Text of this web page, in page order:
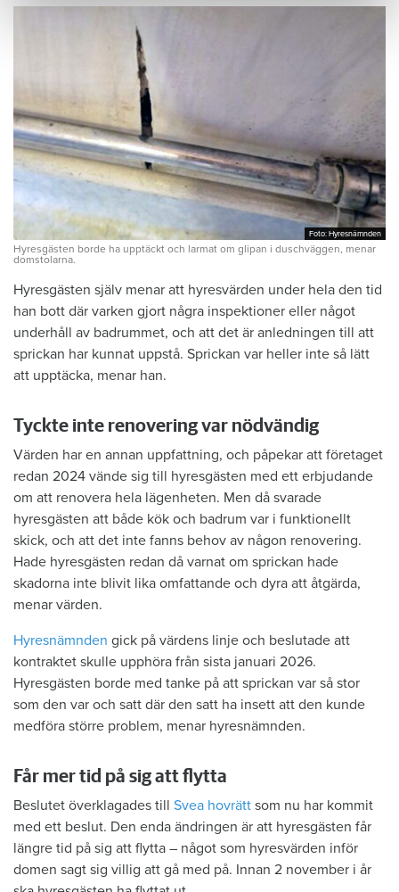
Foto: Hyresnämnden
Foto: Hyresnämnden
Hyresgästen borde ha upptäckt och larmat om glipan i duschväggen, menar
domstolarna.
Hyresgästen själv menar att hyresvärden under hela den tid
han bott där varken gjort några inspektioner eller något
underhåll av badrummet, och att det är anledningen till att
sprickan har kunnat uppstå. Sprickan var heller inte så lätt
att upptäcka, menar han.
Tyckte inte renovering var nödvändig
Värden har en annan uppfattning, och påpekar att företaget
redan 2024 vände sig till hyresgästen med ett erbjudande
om att renovera hela lägenheten. Men då svarade
hyresgästen att både kök och badrum var i funktionellt
skick, och att det inte fanns behov av någon renovering.
Hade hyresgästen redan då varnat om sprickan hade
skadorna inte blivit lika omfattande och dyra att åtgärda,
menar värden.
Hyresnämnden gick på värdens linje och beslutade att
kontraktet skulle upphöra från sista januari 2026.
Hyresgästen borde med tanke på att sprickan var så stor
som den var och satt där den satt ha insett att den kunde
medföra större problem, menar hyresnämnden.
Får mer tid på sig att flytta
Beslutet överklagades till Svea hovrätt som nu har kommit
med ett beslut. Den enda ändringen är att hyresgästen får
längre tid på sig att flytta – något som hyresvärden inför
domen sagt sig villig att gå med på. Innan 2 november i år